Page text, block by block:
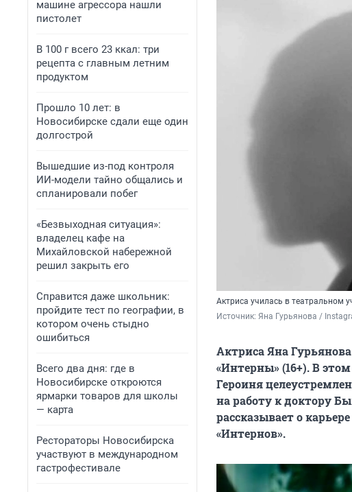
машине агрессора нашли
пистолет
В 100 г всего 23 ккал: три
рецепта с главным летним
продуктом
Прошло 10 лет: в
Новосибирске сдали еще один
долгострой
Вышедшие из-под контроля
ИИ-модели тайно общались и
спланировали побег
«Безвыходная ситуация»:
владелец кафе на
Михайловской набережной
решил закрыть его
Справится даже школьник:
пройдите тест по географии, в
котором очень стыдно
ошибиться
Всего два дня: где в
Новосибирске откроются
ярмарки товаров для школы
— карта
Рестораторы Новосибирска
участвуют в международном
гастрофестивале
Актриса училась в театральном
Источник: Яна Гурьянова /
Актриса Яна
«Интерны» (16+). В
Героиня
на работу к доктору
рассказывает о
«Интернов».